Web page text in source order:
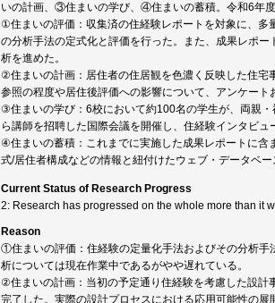
いの計画、③住まいの学び、④住まいの蓄積。令和6年度
①住まいの評価：収集済の住経験レポートを対象に、多
の分析手法の定式化と評価を行った。また、成果レポ
析を進めた。
②住まいの計画：居住者の住居観を色濃く反映した住
参照の程度や居住後評価への影響について、アンケート
③住まいの学び：6校において約100名の学生が、両親
ら講師を招聘した国際会議を開催し、住経験インタビ
④住まいの蓄積：これまでに実施した成果レポートに含
式/居住者構成などの情報と紐付けたウェブ・データベー
Current Status of Research Progress
2: Research has progressed on the whole more than it
Reason
①住まいの評価：住経験の定量化手法およびその分析
析については現在作業中であるがやや遅れている。
②住まいの計画：当初の予定通り住経験を考慮した設
完了した。実際の設計プロセスにおける応用可能性の展